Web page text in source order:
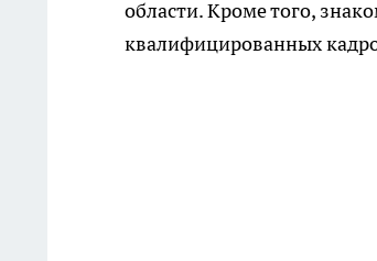
области. Кроме того,
квалифицированных